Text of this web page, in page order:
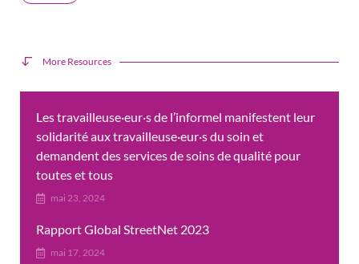
More Resources
Les travailleuse·eur·s de l’informel manifestent leur
solidarité aux travailleuse·eur·s du soin et
demandent des services de soins de qualité pour
toutes et tous
mai 23, 2024
Rapport Global StreetNet 2023
mai 17, 2024